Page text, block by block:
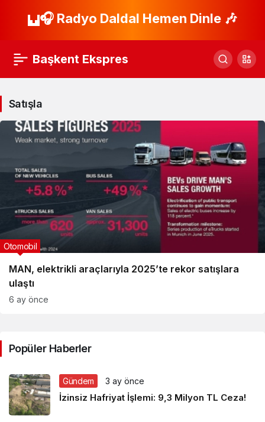
🎧 Radyo Daldal Hemen Dinle 🎶
Başkent Ekspres
Satışla
MAN, elektrikli araçlarıyla 2025’te rekor satışlara
ulaştı
Otomobil
6 ay önce
Popüler Haberler
Gündem 3 ay önce
İzinsiz Hafriyat İşlemi: 9,3 Milyon TL Ceza!